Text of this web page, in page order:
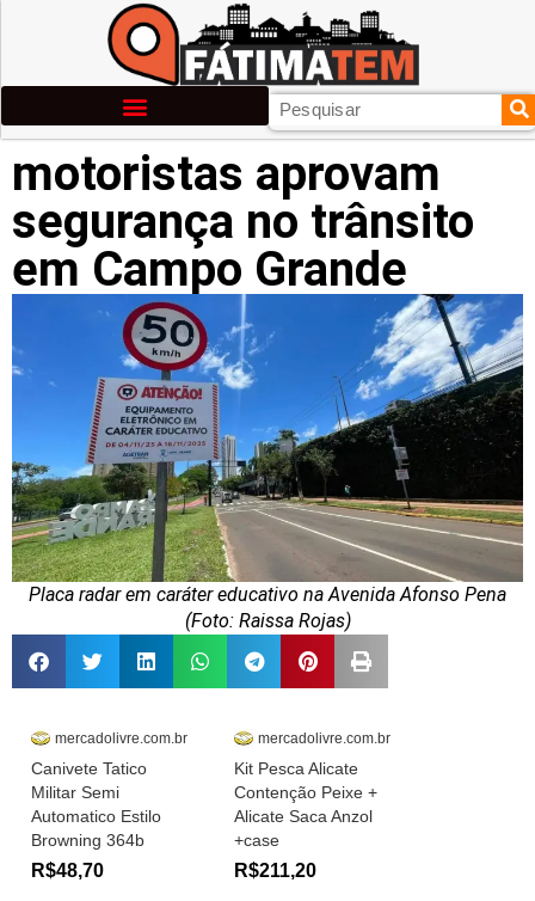
motoristas aprovam
segurança no trânsito
em Campo Grande
Placa radar em caráter educativo na Avenida Afonso Pena
(Foto: Raissa Rojas)
mercadolivre.com.br
Canivete Tatico
Militar Semi
Automatico Estilo
Browning 364b
R$48,70
mercadolivre.com.br
Kit Pesca Alicate
Contenção Peixe +
Alicate Saca Anzol
+case
R$211,20